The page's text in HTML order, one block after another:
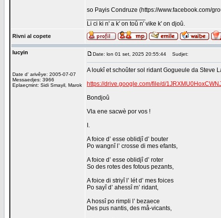
so Payis Condruze (https://www.facebook.com/
Li ci ki n' a k' on toû n' vike k' on djoû.
Rivni al copete
lucyin
Date d' arivêye: 2005-07-07
Messaedjes: 3966
Eplaeçmint: Sidi Smayil, Marok
Date: lon 01 set, 2025 20:55:44 Sudjet:
A loukî et schoûter sol ridant Gogueule da Steve
https://drive.google.com/file/d/
Bondjoû
Vla ene sacwè por vos !
I.
A foice d’ esse oblidjî d’ bouter
Po wangnî l’ crosse di mes efants,
A foice d’ esse oblidjî d’ roter
So des rotes des fotous pezants,
A foice di striyî l’ lét d’ mes foices
Po sayî d’ ahessî m’ ridant,
A hossî po rimpli l’ bezaece
Des pus nantis, des må-vicants,